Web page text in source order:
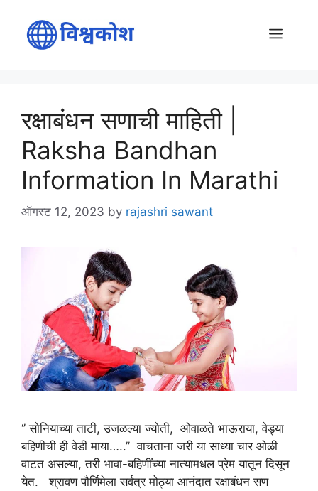
content
Menu
रक्षाबंधन सणाची माहिती |
Raksha Bandhan
Information In Marathi
ऑगस्ट 12, 2023 by rajashri sawant
‘’ सोनियाच्या ताटी, उजळल्या ज्योती, ओवाळते भाऊराया, वेड्या
बहिणीची ही वेडी माया…..’’ वाचताना जरी या साध्या चार ओळी
वाटत असल्या, तरी भावा-बहिणींच्या नात्यामधल प्रेम यातून दिसून
येत. श्रावण पौर्णिमेला सर्वत्र मोठ्या आनंदात रक्षाबंधन सण